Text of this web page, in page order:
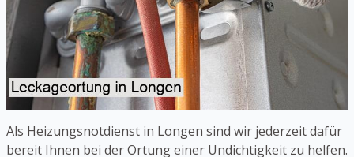
Als Heizungsnotdienst in Longen sind wir jederzeit dafür
bereit Ihnen bei der Ortung einer Undichtigkeit zu helfen.